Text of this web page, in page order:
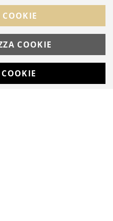
Whatsapp
| P.IVA IT05919160969
14 | Milano
COOKIE
COOKIE